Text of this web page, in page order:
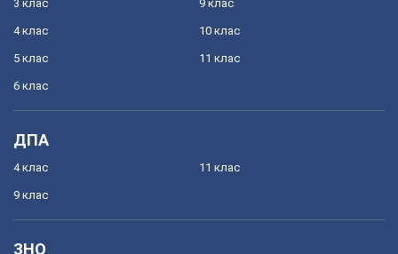
3 клас
4 клас
5 клас
6 клас
9 клас
10 клас
11 клас
ДПА
4 клас
9 клас
11 клас
ЗНО